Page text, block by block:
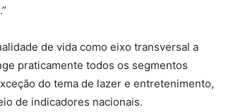
de vida como eixo transversal a
praticamente todos os segmentos
do tema de lazer e entretenimento,
de indicadores nacionais.